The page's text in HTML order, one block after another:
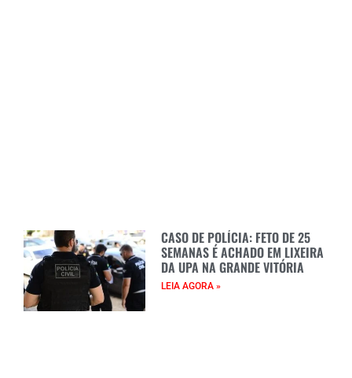
CASO DE POLÍCIA: FETO DE 25
SEMANAS É ACHADO EM LIXEIRA
DA UPA NA GRANDE VITÓRIA
LEIA AGORA »